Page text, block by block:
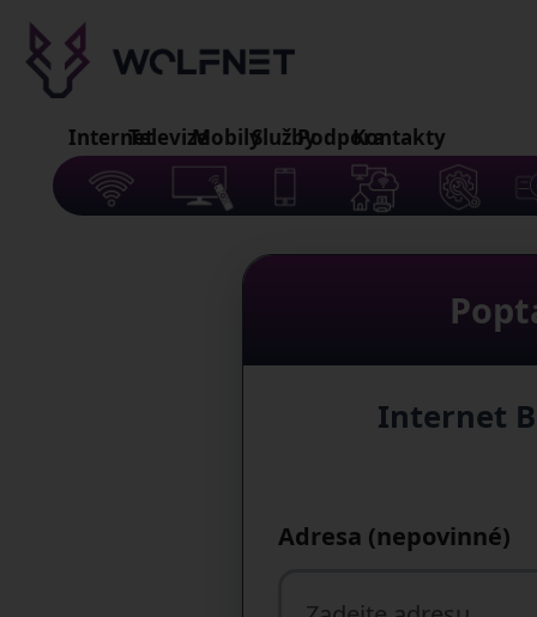
InternetTelevizeMobilySlužbyPodporaKontakty
Internet
Adresa (nepovinné)